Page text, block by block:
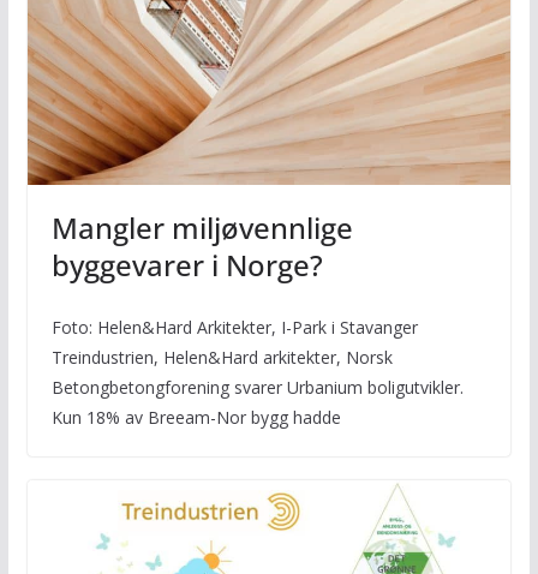
Mangler miljøvennlige
byggevarer i Norge?
Foto: Helen&Hard Arkitekter, I-Park i Stavanger
Treindustrien, Helen&Hard arkitekter, Norsk
Betongbetongforening svarer Urbanium boligutvikler.
Kun 18% av Breeam-Nor bygg hadde